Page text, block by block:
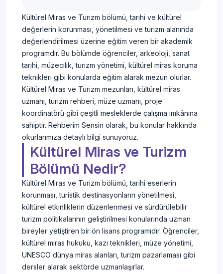
Kültürel Miras ve Turizm bölümü, tarihi ve kültürel
değerlerin korunması, yönetilmesi ve turizm alanında
değerlendirilmesi üzerine eğitim veren bir akademik
programdır. Bu bölümde öğrenciler, arkeoloji, sanat
tarihi, müzecilik, turizm yönetimi, kültürel miras koruma
teknikleri gibi konularda eğitim alarak mezun olurlar.
Kültürel Miras ve Turizm mezunları, kültürel miras
uzmanı, turizm rehberi, müze uzmanı, proje
koordinatörü gibi çeşitli mesleklerde çalışma imkânına
sahiptir. Rehberim Sensin olarak, bu konular hakkında
okurlarımıza detaylı bilgi sunuyoruz.
Kültürel Miras ve Turizm
Bölümü Nedir?
Kültürel Miras ve Turizm bölümü, tarihi eserlerin
korunması, turistik destinasyonların yönetilmesi,
kültürel etkinliklerin düzenlenmesi ve sürdürülebilir
turizm politikalarının geliştirilmesi konularında uzman
bireyler yetiştiren bir ön lisans programıdır. Öğrenciler,
kültürel miras hukuku, kazı teknikleri, müze yönetimi,
UNESCO dünya miras alanları, turizm pazarlaması gibi
dersler alarak sektörde uzmanlaşırlar.